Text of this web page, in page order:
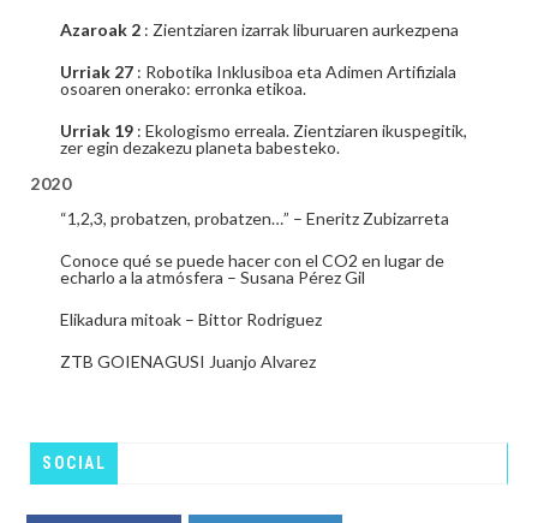
Azaroak 2 : Zientziaren izarrak liburuaren aurkezpena
Urriak 27 : Robotika Inklusiboa eta Adimen Artifiziala
osoaren onerako: erronka etikoa.
Urriak 19 : Ekologismo erreala. Zientziaren ikuspegitik,
zer egin dezakezu planeta babesteko.
2020
“1,2,3, probatzen, probatzen…” – Eneritz Zubizarreta
Conoce qué se puede hacer con el CO2 en lugar de
echarlo a la atmósfera – Susana Pérez Gil
Elikadura mitoak – Bittor Rodriguez
ZTB GOIENAGUSI Juanjo Alvarez
SOCIAL